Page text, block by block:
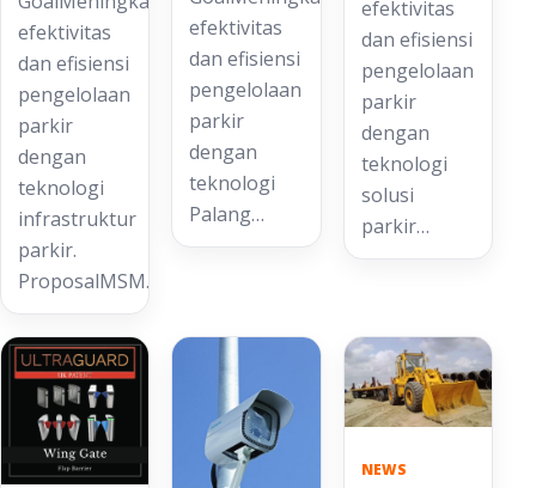
efektivitas
dan efisiensi
pengelolaan
parkir
dengan
teknologi
infrastruktur
parkir.
ProposalMSM…
efektivitas
dan efisiensi
pengelolaan
parkir
dengan
teknologi
Palang…
efektivitas
dan efisiensi
pengelolaan
parkir
dengan
teknologi
solusi
parkir…
NEWS